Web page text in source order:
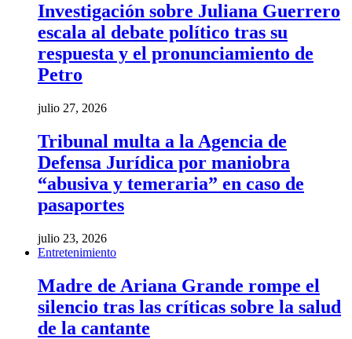
Investigación sobre Juliana Guerrero
escala al debate político tras su
respuesta y el pronunciamiento de
Petro
julio 27, 2026
Tribunal multa a la Agencia de
Defensa Jurídica por maniobra
“abusiva y temeraria” en caso de
pasaportes
julio 23, 2026
Entretenimiento
Madre de Ariana Grande rompe el
silencio tras las críticas sobre la salud
de la cantante